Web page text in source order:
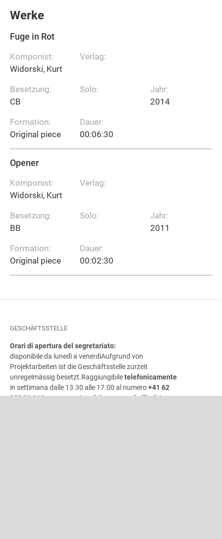
Werke
Fuge in Rot
Komponist:
Widorski, Kurt
Besetzung:
CB
Formation:
Original piece
Verlag:
Solo:
Dauer:
00:06:30
Jahr:
2014
Opener
Komponist:
Widorski, Kurt
Besetzung:
BB
Formation:
Original piece
Verlag:
Solo:
Dauer:
00:02:30
Jahr:
2011
GESCHÄFTSSTELLE
Orari di apertura del segretariato:
disponibile da lunedì a venerdìAufgrund von
Projektarbeiten ist die Geschäftsstelle zurzeit
unregelmässig besetzt.Raggiungibiletelefonicamente
in settimana dalle 13.30 alle 17.00 al numero+41 62
822 8111Sempre raggiungibile per e-mail all’indirizzo